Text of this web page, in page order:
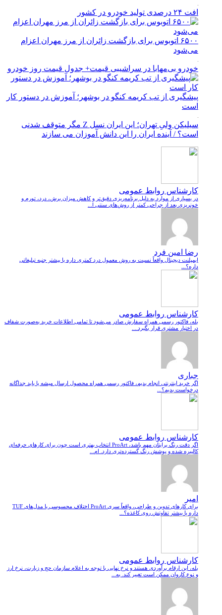
افت ۲۴ درصدی تولید خودرو در کشور
۶۵۰۰ اتوبوس برای بازگشت زائران از مرز مهران اعزام
می‌شود
خودرو بی‌مهابا در سراشیبی قیمت+ جدول قیمت روز خودرو
پیشگیری از تب کریمه کنگو در بوشهر؛ آموزش در دستور کار
است
سیلیکن ولیِ تهران؛ این ایران نسل Z مگر متوقف شدنی
است؟ / آینده ایران را این دانش آموزان می سازند
کارشناس روابط عمومی
در بسیاری از موارد به دلیل برنامه‌ریزی دقیق‌تر و کاهش میزان برش، درد، تورم و
خونریزی بعد از جراحی کمتر از روش‌های سنتی ا...
رضا امین فرد
ایمپلنت دیجیتال واقعاً نسبت به روش معمول درد کمتری داره یا بیشتر جنبه تبلیغاتی
داره؟...
کارشناس روابط عمومی
بله، فاکتور رسمی همراه سفارش صادر می‌شود تا تمامی اطلاعات خرید به‌صورت شفاف
در اختیار مشتری قرار بگیرد....
جباری
اگر خرید اینترنتی انجام بدیم، فاکتور رسمی همراه محصول ارسال میشه یا باید جداگانه
درخواست بدیم؟...
کارشناس روابط عمومی
اگر دقت رنگ برایتان مهم باشد، ProArt انتخاب بهتری است چون برای کارهای حرفه‌ای
کالیبره شده و پوشش رنگ گسترده‌تری دارد. ام...
امیر
برای کارهای تدوین و طراحی، واقعاً سری ProArt اختلاف محسوسی با مدل‌های TUF
داره یا بیشتر تفاوتش روی کاغذه؟...
کارشناس روابط عمومی
بله، این ارقام برآوردی هستند و نرخ نهایی با توجه به اعلام سازمان حج و زیارت، نرخ ارز
و نوع کاروان ممکن است تغییر کند. به...